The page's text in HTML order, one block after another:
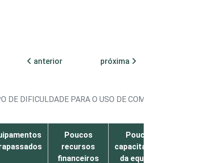
anterior
próxima
DE DIFICULDADE PARA O USO DE COMPUTADOR E
Poucos
recursos
financeiros
Pouca
capacitação
da equipe